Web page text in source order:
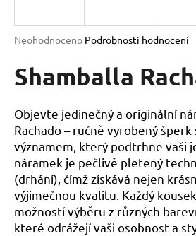
Průměrné
produktu
je
5
hvězdiček.
Neohodnoceno Podrobnosti hodnocení
Shamballa
Objevte jedinečný a originální
Rachado – ručně vyrobený šperk
významem, který podtrhne vaši
náramek je pečlivě pletený
(drhání), čímž získává nejen
výjimečnou kvalitu. Každý
možností výběru z různých
které odrážejí vaši osobnost a
j
t
?
HLEDAT
D